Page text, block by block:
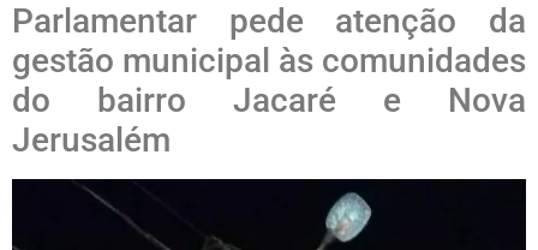
Parlamentar pede atenção da
gestão municipal às comunidades
do bairro Jacaré e Nova
Jerusalém